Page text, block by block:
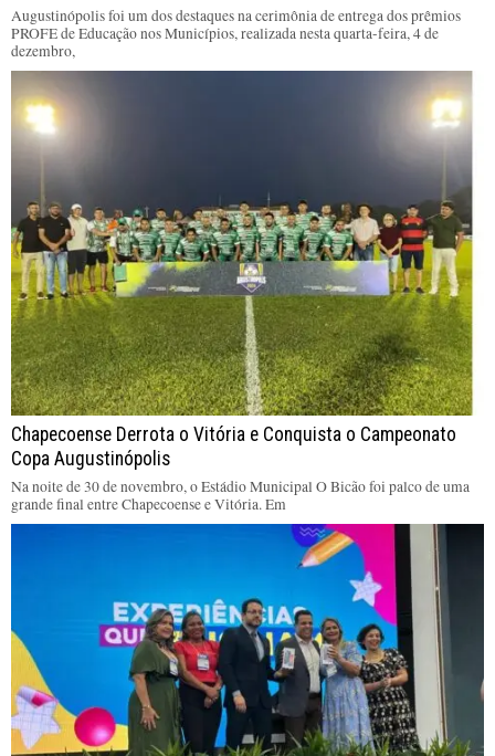
Augustinópolis foi um dos destaques na cerimônia de entrega dos prêmios
PROFE de Educação nos Municípios, realizada nesta quarta-feira, 4 de
dezembro,
Chapecoense Derrota o Vitória e Conquista o Campeonato
Copa Augustinópolis
Na noite de 30 de novembro, o Estádio Municipal O Bicão foi palco de uma
grande final entre Chapecoense e Vitória. Em